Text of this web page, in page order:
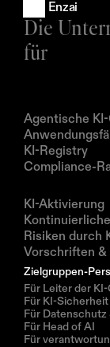
Enzai
Die
für
Agentische
KI-Registry
Compliance-
KI-Aktivierung
Risiken durch
Vorschriften &
Zielgruppen-
Für Leiter der
Für KI-
Für
Für Head of AI
Für